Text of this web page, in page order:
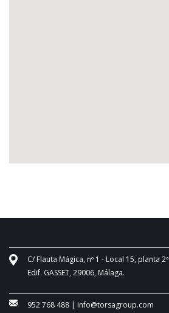
C/ Flauta Mágica, nº 1 - Local 15, planta 2ª
Edif. GASSET, 29006, Málaga.
952 768 488 | info@torsagroup.com